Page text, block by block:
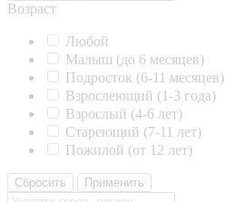
Возраст
Любой
Малыш (до 6 месяцев)
Подросток (6-11 месяцев)
Взрослеющий (1-3 года)
Взрослый (4-6 лет)
Стареющий (7-11 лет)
Пожилой (от 12 лет)
Сбросить Применить